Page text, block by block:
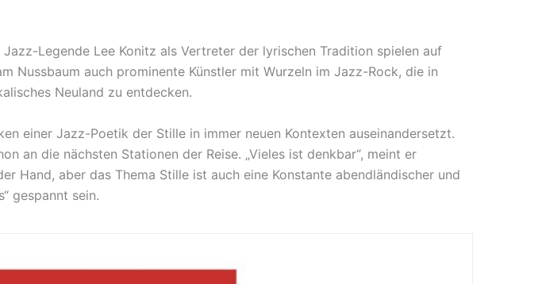
Legende Lee Konitz als Vertreter der lyrischen Tradition spielen auf
Nussbaum auch prominente Künstler mit Wurzeln im Jazz-Rock, die in
Neuland zu entdecken.
einer Jazz-Poetik der Stille in immer neuen Kontexten auseinandersetzt.
an die nächsten Stationen der Reise. „Vieles ist denkbar“, meint er
Hand, aber das Thema Stille ist auch eine Konstante abendländischer und
gespannt sein.